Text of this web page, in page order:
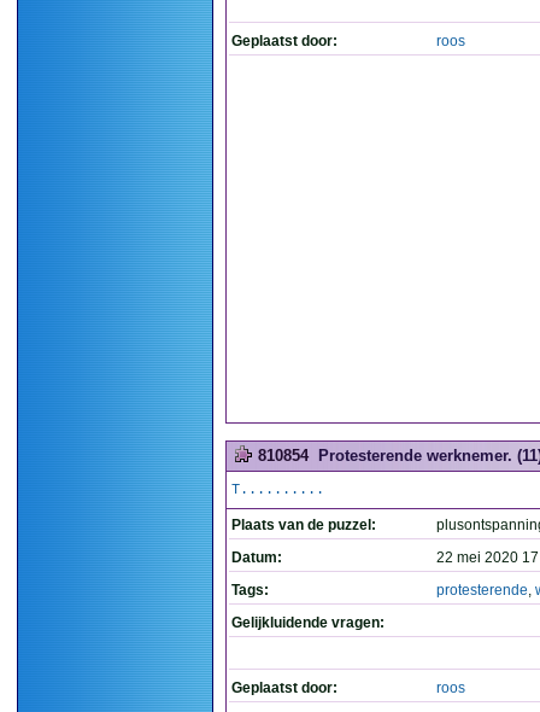
Geplaatst door: roos
810854 Protesterende werknemer.
T..........
Plaats van de puzzel:
Datum:
22 mei 2020
Tags:
protesterende,
Gelijkluidende vragen:
Geplaatst door: roos